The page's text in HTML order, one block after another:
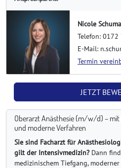
Nicole
Telefon:
E-Mail:
Termin
JETZT
Oberarzt Anästhesie (m/w/d) – mit
und moderne Verfahren
Sie sind Facharzt für
gilt der Intensivmedizin?Dann
medizinischem Tiefgang,